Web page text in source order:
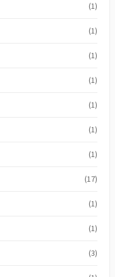
(1)
(1)
(1)
(1)
(1)
(1)
(1)
(17)
(1)
(1)
(3)